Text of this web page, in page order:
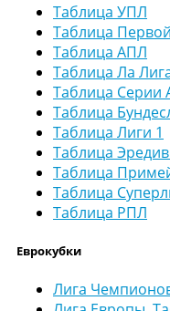
Таблица УПЛ
Таблица
Таблица АПЛ
Таблица Ла
Таблица Серии
Таблица
Таблица Лиги 1
Таблица
Таблица
Таблица
Таблица РПЛ
Еврокубки
Лига